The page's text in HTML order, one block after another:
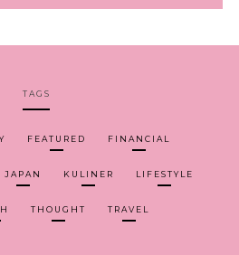
TAGS
FEATURED FINANCIAL
JAPAN KULINER LIFESTYLE
THOUGHT TRAVEL